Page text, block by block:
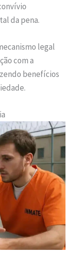
da pena.
legal
com a
benefícios